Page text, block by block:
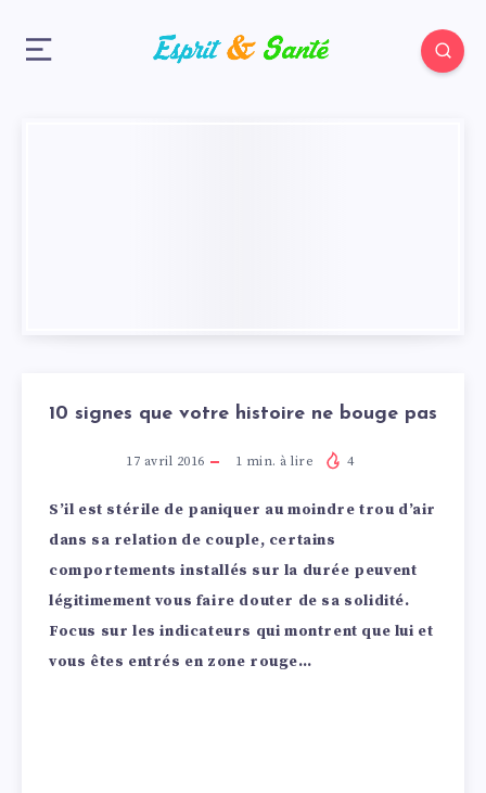
10 signes que votre histoire ne bouge pas
17 avril 2016 1 min. à lire 4
S’il est stérile de paniquer au moindre trou d’air
dans sa relation de couple, certains
comportements installés sur la durée peuvent
légitimement vous faire douter de sa solidité.
Focus sur les indicateurs qui montrent que lui et
vous êtes entrés en zone rouge…